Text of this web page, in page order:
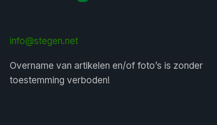
info@stegen.net
Overname van artikelen en/of foto’s is zonder
toestemming verboden!